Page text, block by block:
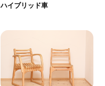
ハイブリッド車